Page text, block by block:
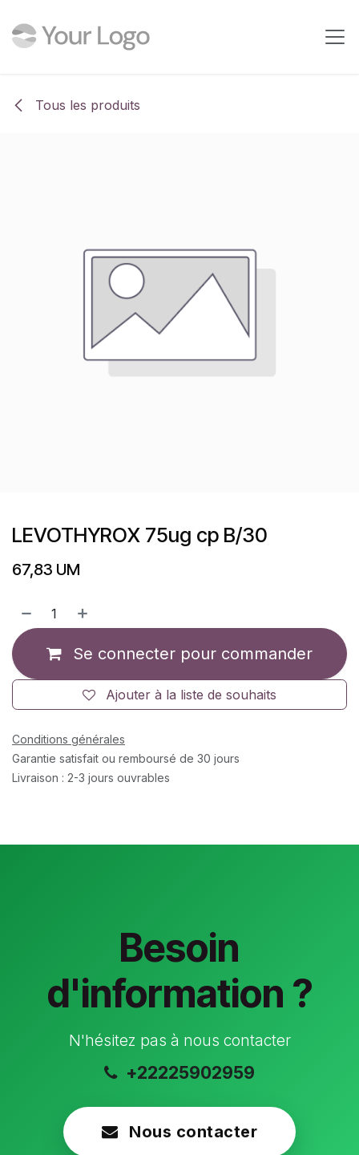
Tous les produits
LEVOTHYROX 75ug cp B/30
67,83 UM
Se connecter pour commander
Ajouter à la liste de souhaits
Conditions générales
Garantie satisfait ou remboursé de 30 jours
Livraison : 2-3 jours ouvrables
Besoin
d'information ?
N'hésitez pas à nous contacter
+22225902959
Nous contacter